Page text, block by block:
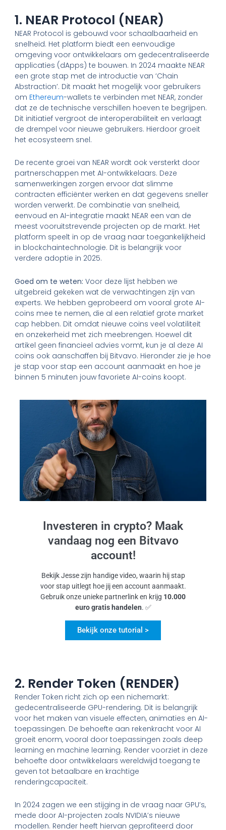
1. NEAR Protocol (NEAR)
NEAR Protocol is gebouwd voor schaalbaarheid en
snelheid. Het platform biedt een eenvoudige
omgeving voor ontwikkelaars om gedecentraliseerde
applicaties (dApps) te bouwen. In 2024 maakte NEAR
een grote stap met de introductie van ‘Chain
Abstraction’. Dit maakt het mogelijk voor gebruikers
om Ethereum-wallets te verbinden met NEAR, zonder
dat ze de technische verschillen hoeven te begrijpen.
Dit initiatief vergroot de interoperabiliteit en verlaagt
de drempel voor nieuwe gebruikers. Hierdoor groeit
het ecosysteem snel.
De recente groei van NEAR wordt ook versterkt door
partnerschappen met AI-ontwikkelaars. Deze
samenwerkingen zorgen ervoor dat slimme
contracten efficiënter werken en dat gegevens sneller
worden verwerkt. De combinatie van snelheid,
eenvoud en AI-integratie maakt NEAR een van de
meest vooruitstrevende projecten op de markt. Het
platform speelt in op de vraag naar toegankelijkheid
in blockchaintechnologie. Dit is belangrijk voor
verdere adoptie in 2025.
Goed om te weten:Voor deze lijst hebben we
uitgebreid gekeken wat de verwachtingen zijn van
experts. We hebben geprobeerd om vooral grote AI-
coins mee te nemen, die al een relatief grote market
cap hebben. Dit omdat nieuwe coins veel volatiliteit
en onzekerheid met zich meebrengen. Hoewel dit
artikel geen financieel advies vormt, kun je al deze AI
coins ook aanschaffen bij Bitvavo. Hieronder zie je hoe
je stap voor stap een account aanmaakt en hoe je
binnen 5 minuten jouw favoriete AI-coins koopt.
Investeren in crypto? Maak
vandaag nog een Bitvavo
account!
Bekijk Jesse zijn handige video, waarin hij stap
voor stap uitlegt hoe jij een account aanmaakt.
Gebruik onze unieke partnerlink en krijg 10.000
euro gratis handelen. ✅
Bekijk onze tutorial >
2. Render Token (RENDER)
Render Token richt zich op een nichemarkt:
gedecentraliseerde GPU-rendering. Dit is belangrijk
voor het maken van visuele effecten, animaties en AI-
toepassingen. De behoefte aan rekenkracht voor AI
groeit enorm, vooral door toepassingen zoals deep
learning en machine learning. Render voorziet in deze
behoefte door ontwikkelaars wereldwijd toegang te
geven tot betaalbare en krachtige
renderingcapaciteit.
In 2024 zagen we een stijging in de vraag naar GPU’s,
mede door AI-projecten zoals NVIDIA’s nieuwe
modellen. Render heeft hiervan geprofiteerd door